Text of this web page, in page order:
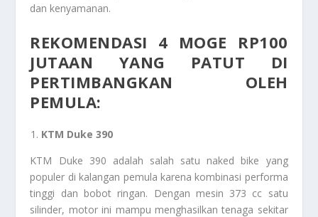
dan kenyamanan.
REKOMENDASI 4 MOGE RP100
JUTAAN YANG PATUT DI
PERTIMBANGKAN OLEH
PEMULA:
KTM Duke 390
KTM Duke 390 adalah salah satu naked bike yang
populer di kalangan pemula karena kombinasi performa
tinggi dan bobot ringan. Dengan mesin 373 cc satu
silinder, motor ini mampu menghasilkan tenaga sekitar